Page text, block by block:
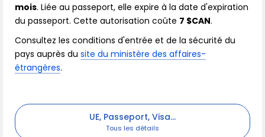
mois. Liée au passeport, elle expire à la date d'expiration
du passeport. Cette autorisation coûte 7 $CAN.
Consultez les conditions d'entrée et de la sécurité du
pays auprès du site du ministère des affaires-
étrangères.
UE, Passeport, Visa...